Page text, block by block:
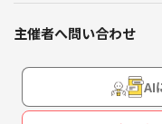
初心者大歓迎なのでぜひ
う！
また、脱出ゲーム参加後
てみたいです！
主催者へ問い合わせ
AI